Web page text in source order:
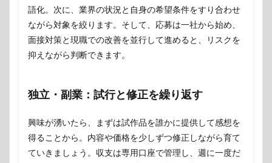
語化。次に、業界の状況と自身の希望条件をすり合わせ
ながら対象を絞ります。そして、応募は一社から始め、
面接対策と現職での改善を並行して進めると、リスクを
抑えながら判断できます。
独立・副業：試行と修正を繰り返す
興味が湧いたら、まずは試作品を誰かに提供して感想を
得ることから。内容や価格を少しずつ修正しながら育て
ていきましょう。収支は専用口座で管理し、週に一度だ